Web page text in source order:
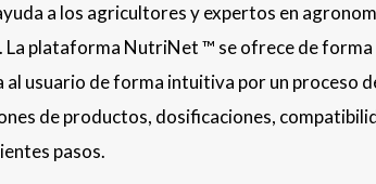
a los agricultores y expertos en
plataforma NutriNet ™ se ofrece de
usuario de forma intuitiva por un proceso
de productos, dosificaciones,
pasos.